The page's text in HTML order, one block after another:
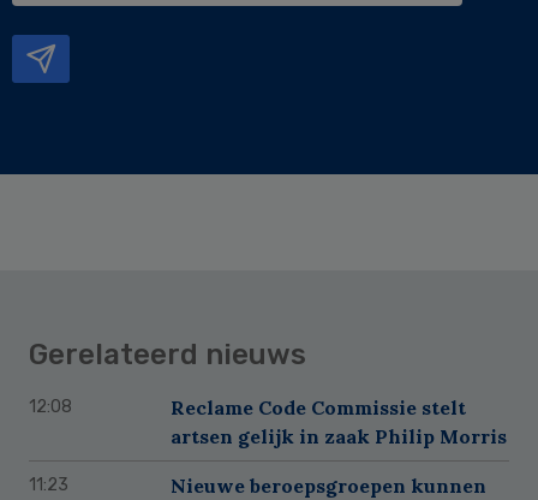
Gerelateerd nieuws
12:08
Reclame Code Commissie stelt
artsen gelijk in zaak Philip Morris
11:23
Nieuwe beroepsgroepen kunnen